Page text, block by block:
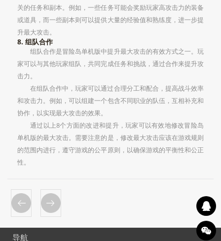
关的任务和副本。例如，一些任务可能会奖励玩家高攻击力的装备
或道具，而一些副本则可以提供大量的经验值和熟练度，进一步提
升最大攻击。
8. 组队合作
组队合作是冒险岛单机版中提升最大攻击的有效方式之一。玩
家可以与其他玩家组队，共同完成任务和挑战，通过合作来提升攻
击力。
在组队合作中，玩家可以通过合理分工和配合，提高战斗效率
和攻击力。例如，可以组建一个包含不同职业的队伍，互相补充和
协作，以实现最大攻击的效果。
通过以上8个方面的改进和提升，玩家可以有效地修改冒险岛
单机版的最大攻击。需要注意的是，修改最大攻击应该在游戏规则
的范围内进行，遵守游戏的公平原则，以确保游戏的平衡性和公正
性。
导航